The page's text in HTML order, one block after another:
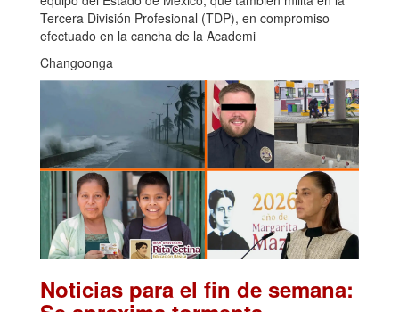
Tercera División Profesional (TDP), en compromiso
efectuado en la cancha de la Academi
Changoonga
Noticias para el fin de semana: